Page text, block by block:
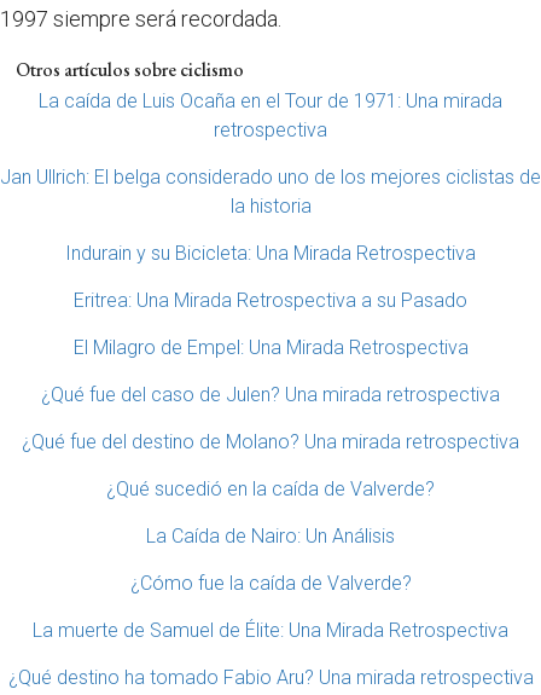
1997 siempre será recordada.
Otros artículos sobre ciclismo
La caída de Luis Ocaña en el Tour de 1971: Una mirada
retrospectiva
Jan Ullrich: El belga considerado uno de los mejores ciclistas de
la historia
Indurain y su Bicicleta: Una Mirada Retrospectiva
Eritrea: Una Mirada Retrospectiva a su Pasado
El Milagro de Empel: Una Mirada Retrospectiva
¿Qué fue del caso de Julen? Una mirada retrospectiva
¿Qué fue del destino de Molano? Una mirada retrospectiva
¿Qué sucedió en la caída de Valverde?
La Caída de Nairo: Un Análisis
¿Cómo fue la caída de Valverde?
La muerte de Samuel de Élite: Una Mirada Retrospectiva
¿Qué destino ha tomado Fabio Aru? Una mirada retrospectiva